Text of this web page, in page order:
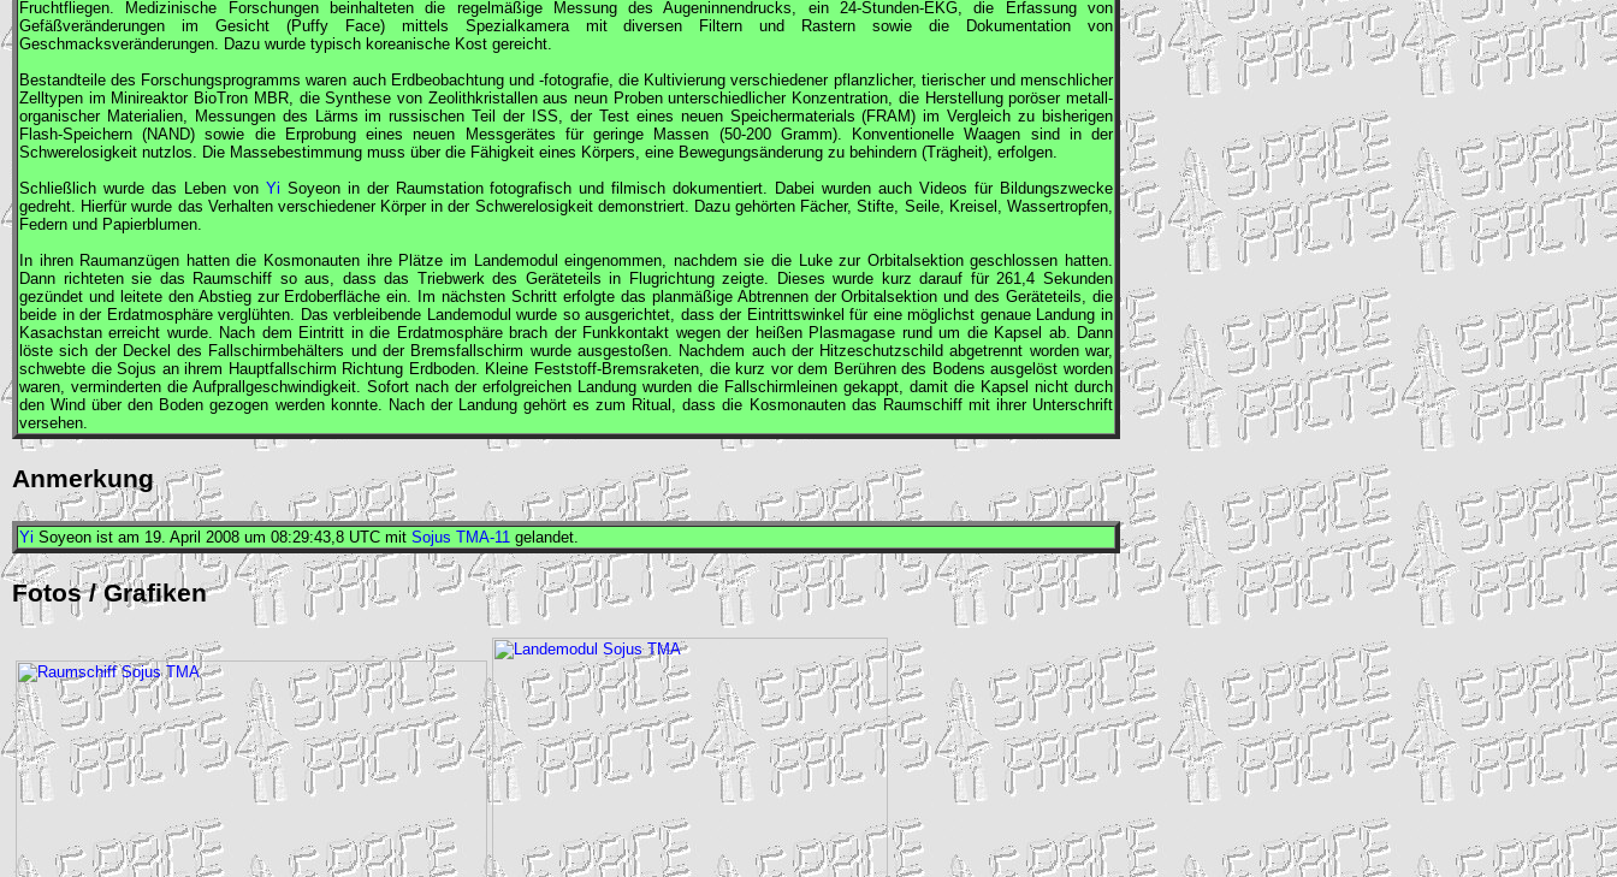
Fruchtfliegen. Medizinische Forschungen beinhalteten die regelmäßige Messung des Augeninnendrucks, ein 24-Stunden-EKG, die Erfassung von
Gefäßveränderungen im Gesicht (Puffy Face) mittels Spezialkamera mit diversen Filtern und Rastern sowie die Dokumentation von
Geschmacksveränderungen. Dazu wurde typisch koreanische Kost gereicht.
Bestandteile des Forschungsprogramms waren auch Erdbeobachtung und -fotografie, die Kultivierung verschiedener pflanzlicher, tierischer und menschlicher
Zelltypen im Minireaktor BioTron MBR, die Synthese von Zeolithkristallen aus neun Proben unterschiedlicher Konzentration, die Herstellung poröser metall-
organischer Materialien, Messungen des Lärms im russischen Teil der ISS , der Test eines neuen Speichermaterials (FRAM) im Vergleich zu bisherigen
Flash-Speichern (NAND) sowie die Erprobung eines neuen Messgerätes für geringe Massen (50-200 Gramm). Konventionelle Waagen sind in der
Schwerelosigkeit nutzlos. Die Massebestimmung muss über die Fähigkeit eines Körpers, eine Bewegungsänderung zu behindern (Trägheit), erfolgen.
Schließlich wurde das Leben von Yi Soyeon in der Raumstation fotografisch und filmisch dokumentiert. Dabei wurden auch Videos für Bildungszwecke
gedreht. Hierfür wurde das Verhalten verschiedener Körper in der Schwerelosigkeit demonstriert. Dazu gehörten Fächer, Stifte, Seile, Kreisel, Wassertropfen,
Federn und Papierblumen.
In ihren Raumanzügen hatten die Kosmonauten ihre Plätze im Landemodul eingenommen, nachdem sie die Luke zur Orbitalsektion geschlossen hatten.
Dann richteten sie das Raumschiff so aus, dass das Triebwerk des Geräteteils in Flugrichtung zeigte. Dieses wurde kurz darauf für 261,4 Sekunden
gezündet und leitete den Abstieg zur Erdoberfläche ein. Im nächsten Schritt erfolgte das planmäßige Abtrennen der Orbitalsektion und des Geräteteils, die
beide in der Erdatmosphäre verglühten. Das verbleibende Landemodul wurde so ausgerichtet, dass der Eintrittswinkel für eine möglichst genaue Landung in
Kasachstan erreicht wurde. Nach dem Eintritt in die Erdatmosphäre brach der Funkkontakt wegen der heißen Plasmagase rund um die Kapsel ab. Dann
löste sich der Deckel des Fallschirmbehälters und der Bremsfallschirm wurde ausgestoßen. Nachdem auch der Hitzeschutzschild abgetrennt worden war,
schwebte dieSojus an ihrem Hauptfallschirm Richtung Erdboden. Kleine Feststoff-Bremsraketen, die kurz vor dem Berühren des Bodens ausgelöst worden
waren, verminderten die Aufprallgeschwindigkeit. Sofort nach der erfolgreichen Landung wurden die Fallschirmleinen gekappt, damit die Kapsel nicht durch
den Wind über den Boden gezogen werden konnte. Nach der Landung gehört es zum Ritual, dass die Kosmonauten das Raumschiff mit ihrer Unterschrift
versehen.
Anmerkung
Yi Soyeon ist am 19. April 2008 um 08:29:43,8 UTC mit Sojus TMA-11 gelandet.
Fotos / Grafiken